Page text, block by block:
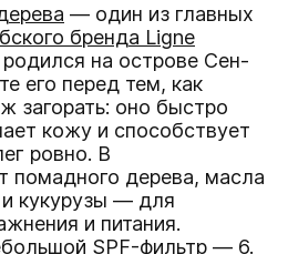
— один из главных
бренда Ligne
родился на острове Сен-
его перед тем, как
загорать: оно быстро
кожу и способствует
ровно. В
помадного дерева, масла
кукурузы — для
и питания.
SPF-фильтр — 6.